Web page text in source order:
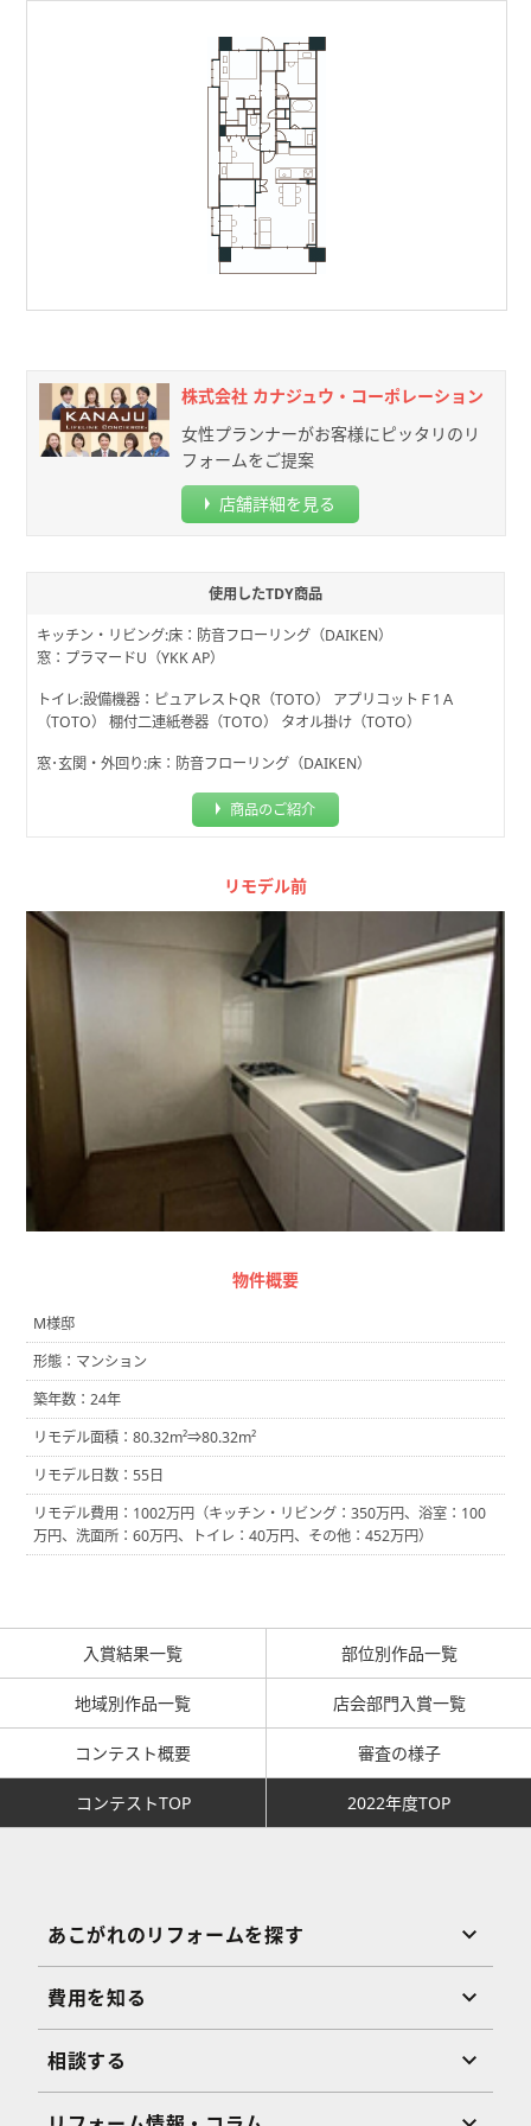
入賞結果一覧 部位別作品一覧
地域別作品一覧 店会部門入賞一覧
コンテスト概要 審査の様子
コンテストTOP 2022年度TOP
株式会社 カナジュウ・コーポレーション
女性プランナーがお客様にピッタリのリ
フォームをご提案
店舗詳細を見る
使用したTDY商品
キッチン・リビング:床：防音フローリング（DAIKEN）
窓：プラマードU（YKK AP）
トイレ:設備機器：ピュアレストQR（TOTO） アプリコットＦ1Ａ
（TOTO） 棚付二連紙巻器（TOTO） タオル掛け（TOTO）
窓･玄関・外回り:床：防音フローリング（DAIKEN）
商品のご紹介
リモデル前
物件概要
M様邸
形態：マンション
築年数：24年
リモデル面積：80.32m²⇒80.32m²
リモデル日数：55日
リモデル費用：1002万円（キッチン・リビング：350万円、浴室：100
万円、洗面所：60万円、トイレ：40万円、その他：452万円）
あこがれのリフォームを探す
費用を知る
相談する